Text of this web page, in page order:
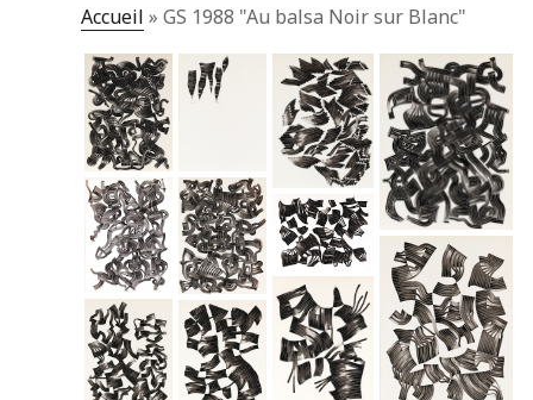
Accueil »GS 1988 "Au balsa Noir sur Blanc"